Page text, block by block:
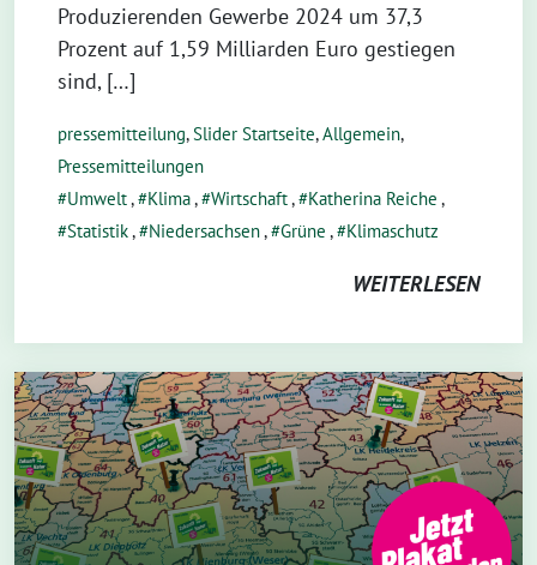
Produzierenden Gewerbe 2024 um 37,3
Prozent auf 1,59 Milliarden Euro gestiegen
sind, […]
pressemitteilung,Slider Startseite,Allgemein,
Pressemitteilungen
Umwelt, Klima, Wirtschaft, Katherina Reiche ,
Statistik, Niedersachsen, Grüne , Klimaschutz
WEITERLESEN